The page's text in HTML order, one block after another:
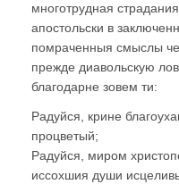
многотрудная
апостольски в
помраченныя смыслы
прежде диавольскую
благодарне зовем ти:
Радуйся, крине
процветый;
Радуйся, миром
иссохшия души